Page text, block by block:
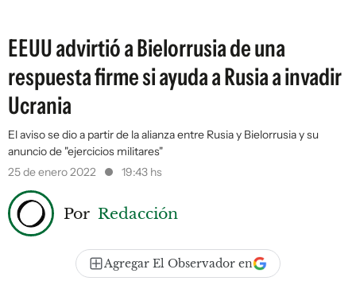
EEUU advirtió a Bielorrusia de una
respuesta firme si ayuda a Rusia a invadir
Ucrania
El aviso se dio a partir de la alianza entre Rusia y Bielorrusia y su
anuncio de "ejercicios militares"
25 de enero 2022
19:43 hs
Por Redacción
Agregar El Observador en